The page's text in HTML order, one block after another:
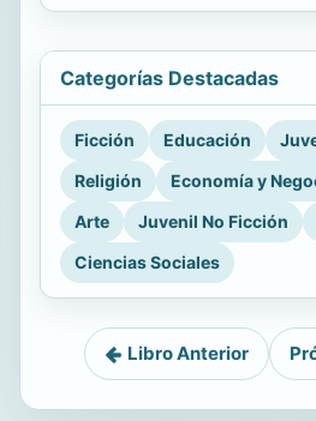
Categorías Destacadas
Ficción Educación
Religión
Economía y
Arte
Juvenil No Ficción
Ciencias Sociales
Libro Anterior